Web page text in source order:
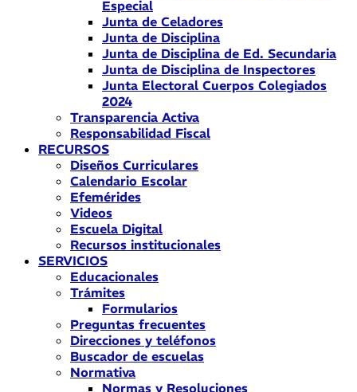
Especial
Junta de Celadores
Junta de Disciplina
Junta de Disciplina de Ed. Secundaria
Junta de Disciplina de Inspectores
Junta Electoral Cuerpos Colegiados
2024
Transparencia Activa
Responsabilidad Fiscal
RECURSOS
Diseños Curriculares
Calendario Escolar
Efemérides
Videos
Escuela Digital
Recursos institucionales
SERVICIOS
Educacionales
Trámites
Formularios
Preguntas frecuentes
Direcciones y teléfonos
Buscador de escuelas
Normativa
Normas y Resoluciones